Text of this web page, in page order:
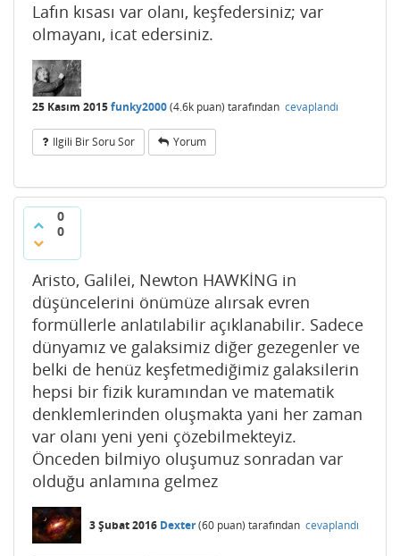
Lafın kısası var olanı, keşfedersiniz; var
olmayanı, icat edersiniz.
25 Kasım 2015funky2000(4.6k puan) tarafından cevaplandı
Ilgili Bir Soru Sor Yorum
0
0
Aristo, Galilei, Newton HAWKİNG in
düşüncelerini önümüze alırsak evren
formüllerle anlatılabilir açıklanabilir. Sadece
dünyamız ve galaksimiz diğer gezegenler ve
belki de henüz keşfetmediğimiz galaksilerin
hepsi bir fizik kuramından ve matematik
denklemlerinden oluşmakta yani her zaman
var olanı yeni yeni çözebilmekteyiz.
Önceden bilmiyo oluşumuz sonradan var
olduğu anlamına gelmez
3 Şubat 2016 Dexter(60 puan) tarafından cevaplandı